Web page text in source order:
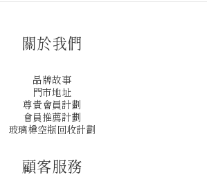
關於我們
品牌故事
門市地址
尊貴會員計劃
會員推薦計劃
玻璃樽空瓶回收計劃
顧客服務